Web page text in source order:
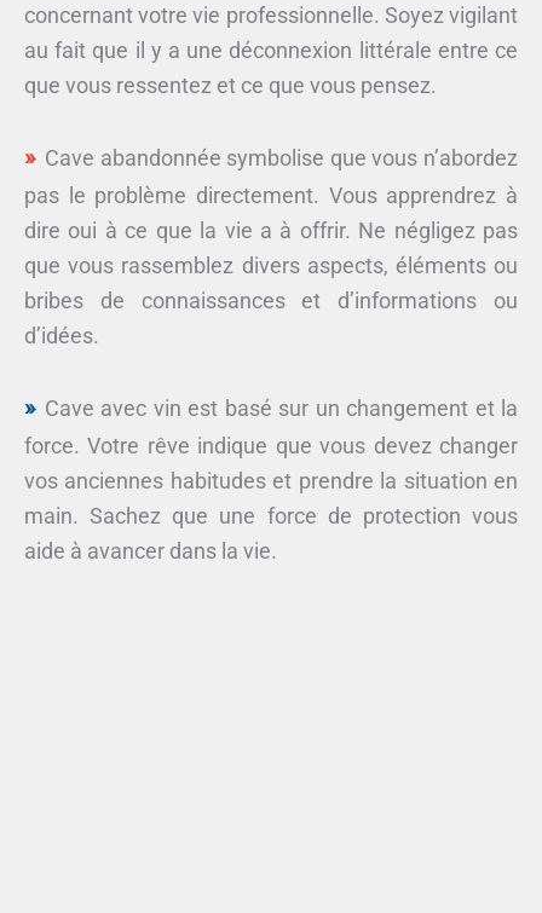
concernant votre vie professionnelle. Soyez vigilant
au fait que il y a une déconnexion littérale entre ce
que vous ressentez et ce que vous pensez.
Cave abandonnée symbolise que vous n’abordez
pas le problème directement. Vous apprendrez à
dire oui à ce que la vie a à offrir. Ne négligez pas
que vous rassemblez divers aspects, éléments ou
bribes de connaissances et d’informations ou
d’idées.
Cave avec vin est basé sur un changement et la
force. Votre rêve indique que vous devez changer
vos anciennes habitudes et prendre la situation en
main. Sachez que une force de protection vous
aide à avancer dans la vie.